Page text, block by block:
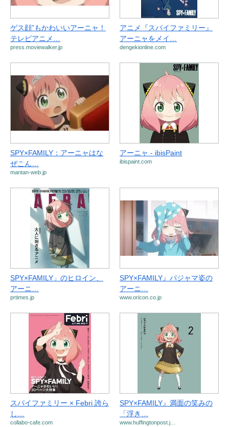
ゲス顔”もかわいいアーニャ！
テレビアニメ…
press.moviewalker.jp
アニメ『スパイファミリー』
アーニャをメイ…
dengekionline.com
SPY×FAMILY：アーニャはな
ぜこん…
mantan-web.jp
アーニャ - ibisPaint
ibispaint.com
SPY×FAMILY」のヒロイン、
アーニ…
prtimes.jp
SPY×FAMILY』パジャマ姿の
アーニ…
www.oricon.co.jp
スパイファミリー × Febri 誇ら
し…
collabo-cafe.com
SPY×FAMILY』満面の笑みの
「浮き…
www.huffingtonpost.j…